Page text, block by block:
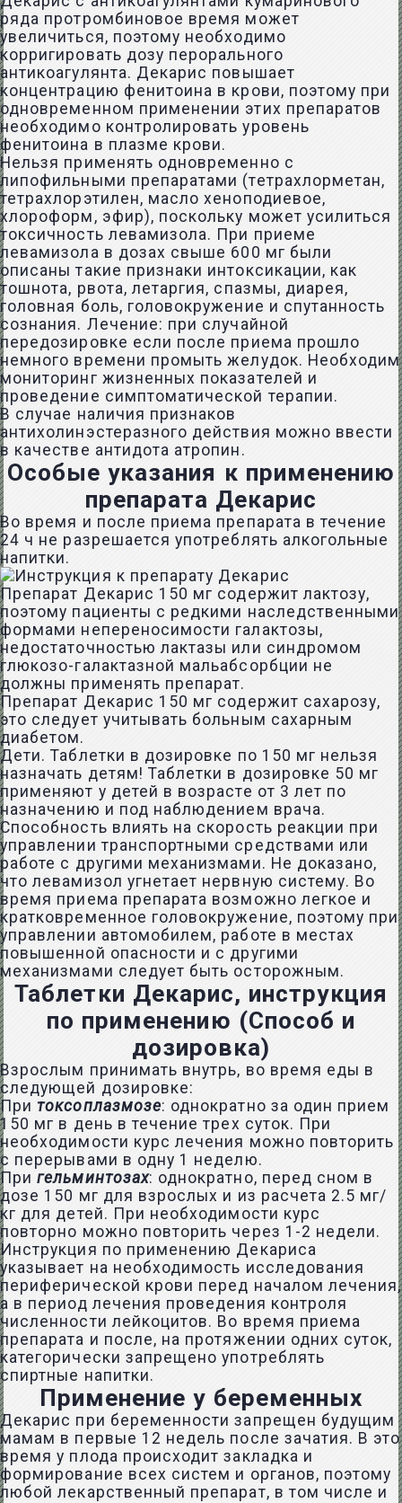
ряда протромбиновое время может
увеличиться, поэтому необходимо
корригировать дозу перорального
антикоагулянта. Декарис повышает
концентрацию фенитоина в крови, поэтому при
одновременном применении этих препаратов
необходимо контролировать уровень
фенитоина в плазме крови.
Нельзя применять одновременно с
липофильными препаратами (тетрахлорметан,
тетрахлорэтилен, масло хеноподиевое,
хлороформ, эфир), поскольку может усилиться
токсичность левамизола. При приеме
левамизола в дозах свыше 600 мг были
описаны такие признаки интоксикации, как
тошнота, рвота, летаргия, спазмы, диарея,
головная боль, головокружение и спутанность
сознания. Лечение: при случайной
передозировке если после приема прошло
немного времени промыть желудок. Необходим
мониторинг жизненных показателей и
проведение симптоматической терапии.
В случае наличия признаков
антихолинэстеразного действия можно ввести
в качестве антидота атропин.
Особые указания к применению
препарата Декарис
Во время и после приема препарата в течение
24 ч не разрешается употреблять алкогольные
напитки.
Препарат Декарис 150 мг содержит лактозу,
поэтому пациенты с редкими наследственными
формами непереносимости галактозы,
недостаточностью лактазы или синдромом
глюкозо-галактазной мальабсорбции не
должны применять препарат.
Препарат Декарис 150 мг содержит сахарозу,
это следует учитывать больным сахарным
диабетом.
Дети. Таблетки в дозировке по 150 мг нельзя
назначать детям! Таблетки в дозировке 50 мг
применяют у детей в возрасте от 3 лет по
назначению и под наблюдением врача.
Способность влиять на скорость реакции при
управлении транспортными средствами или
работе с другими механизмами. Не доказано,
что левамизол угнетает нервную систему. Во
время приема препарата возможно легкое и
кратковременное головокружение, поэтому при
управлении автомобилем, работе в местах
повышенной опасности и с другими
механизмами следует быть осторожным.
Таблетки Декарис, инструкция
по применению (Способ и
дозировка)
Взрослым принимать внутрь, во время еды в
следующей дозировке:
При токсоплазмозе: однократно за один прием
150 мг в день в течение трех суток. При
необходимости курс лечения можно повторить
с перерывами в одну 1 неделю.
Пригельминтозах: однократно, перед сном в
дозе 150 мг для взрослых и из расчета 2.5 мг/
кг для детей. При необходимости курс
повторно можно повторить через 1-2 недели.
Инструкция по применению Декариса
указывает на необходимость исследования
периферической крови перед началом лечения,
а в период лечения проведения контроля
численности лейкоцитов. Во время приема
препарата и после, на протяжении одних суток,
категорически запрещено употреблять
спиртные напитки.
Применение у беременных
Декарис при беременности запрещен будущим
мамам в первые 12 недель после зачатия. В это
время у плода происходит закладка и
формирование всех систем и органов, поэтому
любой лекарственный препарат, в том числе и